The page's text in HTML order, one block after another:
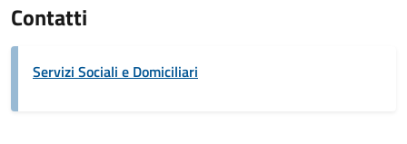
Contatti
Servizi Sociali e Domiciliari